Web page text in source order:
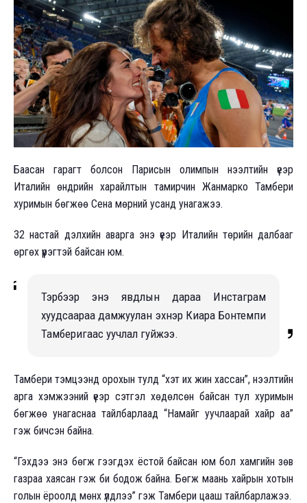
Баасан гарагт болсон Парисын олимпын нээлтийн үеэр
Италийн өндрийн харайлтын тамирчин Жанмарко Тамбери
хуримын бөгжөө Сена мөрний усанд унагажээ.
32 настай дэлхийн аварга энэ үеэр Италийн төрийн далбааг
өргөх үүрэгтэй байсан юм.
Тэрбээр энэ явдлын дараа Инстаграм
хуудсаараа дамжуулан эхнэр Киара Бонтемпи
Тамберигаас уучлал гуйжээ.
Тамбери тэмцээнд орохын тулд “хэт их жин хассан”, нээлтийн
арга хэмжээний үеэр сэтгэл хөдөлсөн байсан тул хуримын
бөгжөө унагаснаа тайлбарлаад “Намайг уучлаарай хайр аа”
гэж бичсэн байна.
“Гэхдээ энэ бөгж гээгдэх ёстой байсан юм бол хамгийн зөв
газраа хаясан гэж би бодож байна. Бөгж маань хайрын хотын
голын ёроолд мөнх үлдлээ” гэж Тамбери цааш тайлбарлажээ.